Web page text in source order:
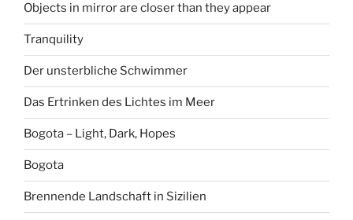
Objects in mirror are closer than they appear
Tranquility
Der unsterbliche Schwimmer
Das Ertrinken des Lichtes im Meer
Bogota – Light, Dark, Hopes
Bogota
Brennende Landschaft in Sizilien